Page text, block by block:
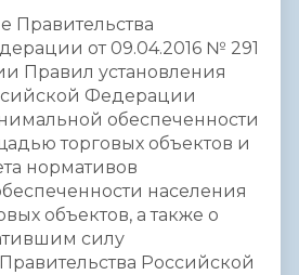
Правительства
от 09.04.2016 № 291
Правил установления
Федерации
обеспеченности
торговых объектов и
нормативов
населения
объектов, а также о
силу
Российской